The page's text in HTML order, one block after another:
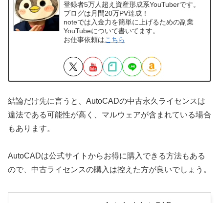
登録者5万人超え資産形成系YouTuberです。
ブログは月間20万PV達成！
noteでは入金力を簡単に上げるための副業
YouTubeについて書いてます。
お仕事依頼はこちら
結論だけ先に言うと、AutoCADの中古永久ライセンスは
違法である可能性が高く、マルウェアが含まれている場合
もあります。
AutoCADは公式サイトからお得に購入できる方法もある
ので、中古ライセンスの購入は控えた方が良いでしょう。